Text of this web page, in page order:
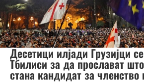
Десетици илјади Грузијци
Тбилиси за да прослават
стана кандидат за членство